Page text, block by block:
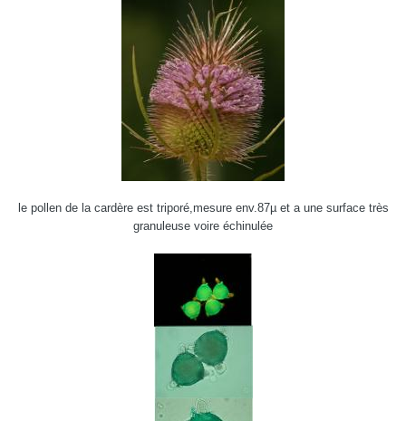
le pollen de la cardère est triporé,mesure env.87µ et a une surface très
granuleuse voire échinulée